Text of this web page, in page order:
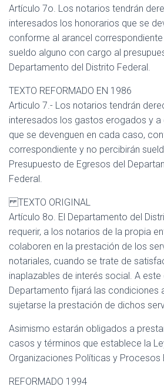
Artículo 7o. Los notarios tendrán
interesados los honorarios que se
conforme al arancel
sueldo alguno con cargo al
Departamento del Distrito Federal.
TEXTO REFORMADO EN 1986
Articulo 7.- Los notarios tendrán
interesados los gastos erogados y
que se devenguen en cada caso,
correspondiente y no percibirán
Presupuesto de Egresos del
Federal.
TEXTO ORIGINAL
Artículo 8o. El Departamento del
requerir, a los notarios de la propia
colaboren en la prestación de los
notariales, cuando se trate de
inaplazables de interés social. A
Departamento fijará las condiciones
sujetarse la prestación de dichos
Asimismo estarán obligados a
casos y términos que establece la
Organizaciones Políticas y Procesos
REFORMADO 1994